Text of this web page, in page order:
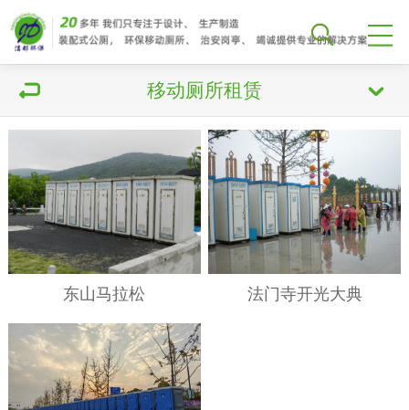
移动厕所租赁
东山马拉松 法门寺开光大典